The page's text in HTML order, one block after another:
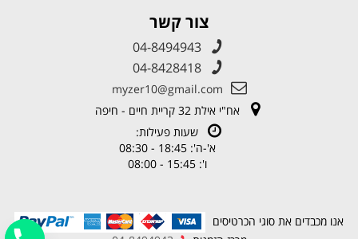
צור קשר
04-8494943
04-8428418
myzer10@gmail.com
אח"י אילת 32 קריית חיים - חיפה
שעות פעילות:
א'-ה': 18:45 - 08:30
ו': 15:45 - 08:00
אנו מכבדים את סוגי הכרטיסים